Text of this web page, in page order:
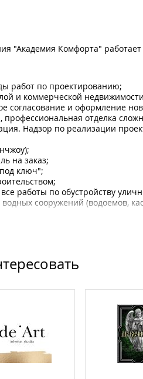
"Академия Комфорта" работает
работ по проектированию;
и коммерческой
согласование и оформление
отделка
Надзор по реализации
на заказ;
ключ";
работы по обустройству
сооружений (водоемов,
Срок строительства